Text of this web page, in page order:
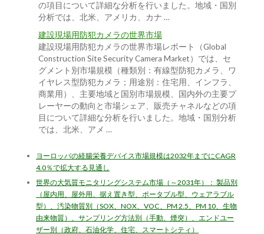
の項目について詳細な分析を行いました。地域・国別
分析では、北米、アメリカ、カナ …
建設現場用防犯カメラの世界市場
建設現場用防犯カメラの世界市場レポート（Global
Construction Site Security Camera Market）では、セ
グメント別市場規模（種類別：有線型防犯カメラ、ワ
イヤレス型防犯カメラ；用途別：住宅用、インフラ、
商業用）、主要地域と国別市場規模、国内外の主要プ
レーヤーの動向と市場シェア、販売チャネルなどの項
目について詳細な分析を行いました。地域・国別分析
では、北米、アメ …
ヨーロッパの経腸栄養デバイス市場規模は2032年までにCAGR
4.0％で拡大する見通し
世界の大気質モニタリングシステム市場（～2031年）： 製品別
（屋内用、屋外用、据え置き型、ポータブル型、ウェアラブル
型）、汚染物質別（SOX、NOX、VOC、PM 2.5、PM 10、生物
由来物質）、サンプリング方法別（手動、煙突）、エンドユー
ザー別（政府、石油化学、住宅、スマートシティ）